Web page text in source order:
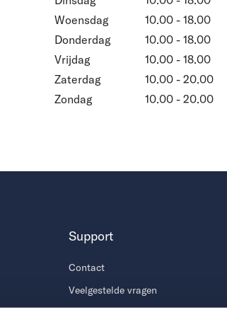
Woensdag
Donderdag
Vrijdag
Zaterdag
Zondag
10.00 - 18.00
10.00 - 18.00
10.00 - 18.00
10.00 - 20.00
10.00 - 20.00
Support
Contact
Veelgestelde vragen